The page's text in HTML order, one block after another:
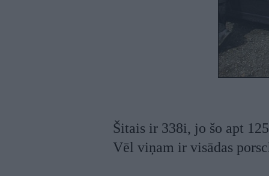
Šitais ir 338i, jo šo apt
Vēl viņam ir visādas